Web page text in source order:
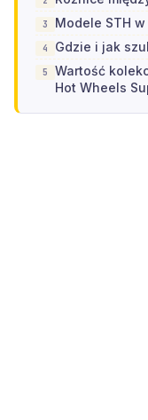
Modele STH
Gdzie i jak
Wartość
Hot Wheels